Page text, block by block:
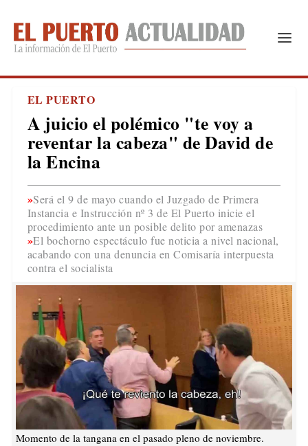
EL PUERTO
A juicio el polémico "te voy a
reventar la cabeza" de David de
la Encina
Será el 9 de mayo cuando el Juzgado de Primera
Instancia e Instrucción nº 3 de El Puerto inicie el
procedimiento ante un posible delito por amenazas
El bochorno espectáculo fue noticia a nivel nacional,
acabando con una denuncia en Comisaría interpuesta
contra el socialista
Momento de la tangana en el pasado pleno de noviembre.